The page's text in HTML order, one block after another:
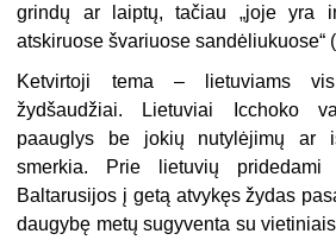
grindų ar laiptų, tačiau „joje yra
atskiruose švariuose sandėliukuose“
Ketvirtoji tema – lietuviams
žydšaudžiai. Lietuviai Icchoko
paauglys be jokių nutylėjimų ar
smerkia. Prie lietuvių
Baltarusijos į getą atvykęs žydas
daugybę metų sugyventa su